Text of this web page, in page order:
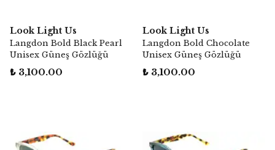
Look Light Us
Langdon Bold Black Pearl
Unisex Güneş Gözlüğü
₺ 3,100.00
Look Light Us
Langdon Bold Chocolate
Unisex Güneş Gözlüğü
₺ 3,100.00